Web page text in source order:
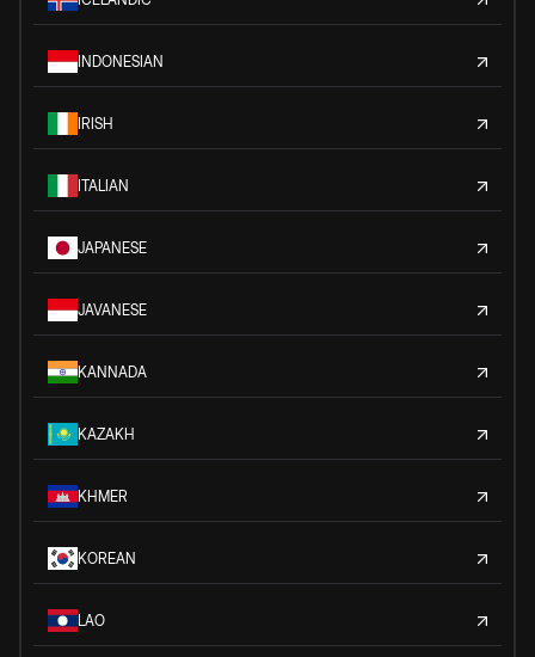
INDONESIAN
IRISH
ITALIAN
JAPANESE
JAVANESE
KANNADA
KAZAKH
KHMER
KOREAN
LAO